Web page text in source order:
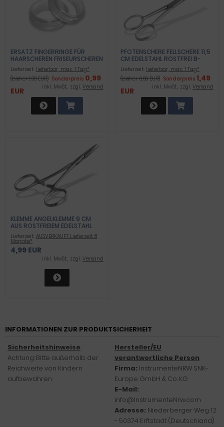
ERSATZ FINGERRINGE FÜR
HAARSCHEREN FRISEURSCHEREN
MIT 2 CM INNENDURCHMESSER
Lieferzeit: lieferbar, max. 1 Tag*
(bisher 1,99 EUR) Sonderpreis 0,99
EUR
inkl .MwSt., zzgl. Versand
PFOTENSCHERE FELLSCHERE 11,5
CM EDELSTAHL ROSTFREI B-
WARE
Lieferzeit: lieferbar, max. 1 Tag*
(bisher 6,99 EUR) Sonderpreis 1,49
EUR
inkl .MwSt., zzgl. Versand
KLEMME ANGELKLEMME 9 CM
AUS ROSTFREIEM EDELSTAHL
Lieferzeit: AUSVERKAUFT Lieferzeit 8
Monate*
4,99 EUR
inkl .MwSt., zzgl. Versand
INFORMATIONEN ZUR PRODUKTSICHERHEIT
Sicherheitshinweise
Achtung: Bitte außerhalb der
Reichweite von Kindern
aufbewahren.
Hersteller/EU
verantwortliche Person
Firma: InstrumenteNRW SNK-
Europe GmbH & Co. KG
E-Mail:
info@InstrumenteNrw.com
Adresse: Niederberger Weg 12
- 50374 Erftstadt (Deutschland)